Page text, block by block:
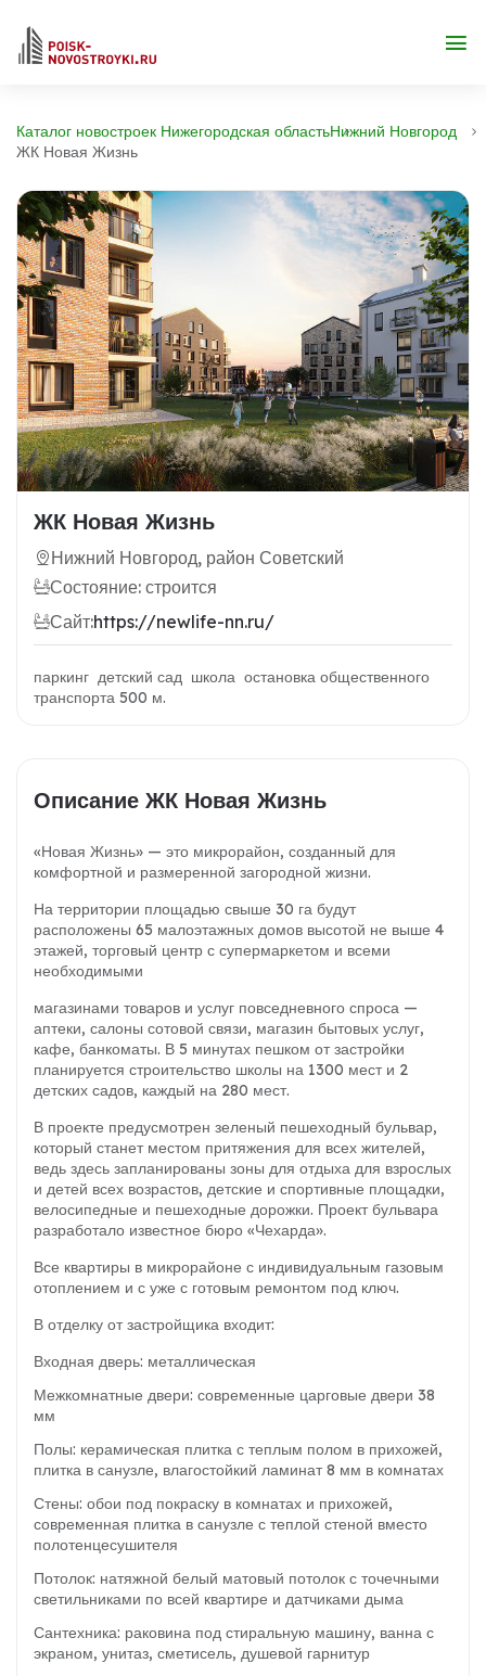
Каталог новостроек Нижегородская областьНижний Новгород
ЖК Новая Жизнь
ЖК Новая Жизнь
Нижний Новгород, район Советский
Состояние: строится
Сайт:https://newlife-nn.ru/
паркинг детский сад школа остановка общественного
транспорта 500 м.
Описание ЖК Новая Жизнь
«Новая Жизнь» — это микрорайон, созданный для
комфортной и размеренной загородной жизни.
На территории площадью свыше 30 га будут
расположены 65 малоэтажных домов высотой не выше 4
этажей, торговый центр с супермаркетом и всеми
необходимыми
магазинами товаров и услуг повседневного спроса —
аптеки, салоны сотовой связи, магазин бытовых услуг,
кафе, банкоматы. В 5 минутах пешком от застройки
планируется строительство школы на 1300 мест и 2
детских садов, каждый на 280 мест.
В проекте предусмотрен зеленый пешеходный бульвар,
который станет местом притяжения для всех жителей,
ведь здесь запланированы зоны для отдыха для взрослых
и детей всех возрастов, детские и спортивные площадки,
велосипедные и пешеходные дорожки. Проект бульвара
разработало известное бюро «Чехарда».
Все квартиры в микрорайоне с индивидуальным газовым
отоплением и с уже с готовым ремонтом под ключ.
В отделку от застройщика входит:
Входная дверь: металлическая
Межкомнатные двери: современные царговые двери 38
мм
Полы: керамическая плитка с теплым полом в прихожей,
плитка в санузле, влагостойкий ламинат 8 мм в комнатах
Стены: обои под покраску в комнатах и прихожей,
современная плитка в санузле с теплой стеной вместо
полотенцесушителя
Потолок: натяжной белый матовый потолок с точечными
светильниками по всей квартире и датчиками дыма
Сантехника: раковина под стиральную машину, ванна с
экраном, унитаз, сметисель, душевой гарнитур